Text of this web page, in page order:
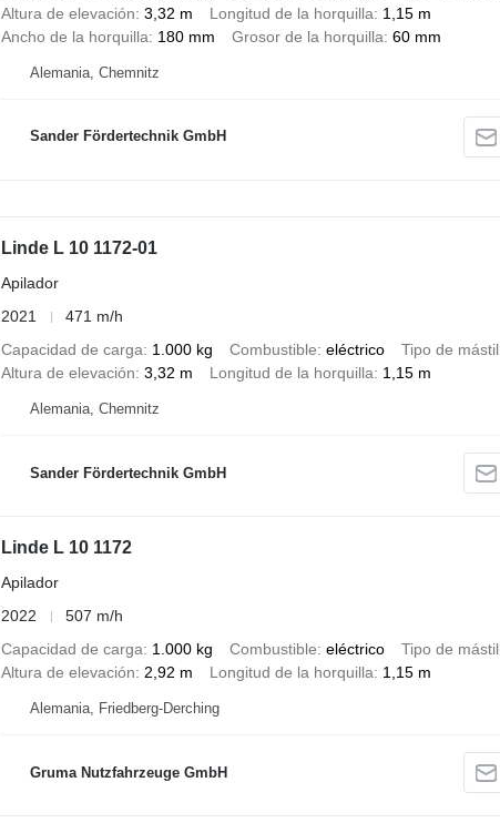
Altura de elevación 3,32 m Longitud de la horquilla
1,15 m
Ancho de la horquilla
180 mm Grosor de la horquilla 60 mm
Alemania, Chemnitz
Sander Fördertechnik GmbH
Linde L 10 1172-01
Apilador
2021
471 m/h
Capacidad de carga 1.000 kg Combustible eléctrico Tipo de mástil
Altura de elevación 3,32 m Longitud de la horquilla 1,15 m
Alemania, Chemnitz
Sander Fördertechnik GmbH
Linde L 10 1172
Apilador
2022
507 m/h
Capacidad de carga 1.000 kg Combustible eléctrico Tipo de mástil
Altura de elevación 2,92 m Longitud de la horquilla 1,15 m
Alemania, Friedberg-Derching
Gruma Nutzfahrzeuge GmbH